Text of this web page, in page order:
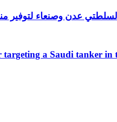
عدن وصنعاء لتوفير
targeting a Saudi tanker in